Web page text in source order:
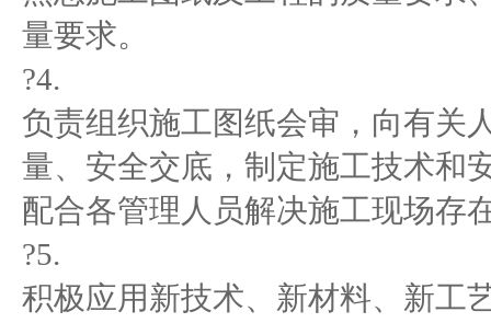
量要求。
?4.
负责组织施工图纸会审，向有关
量、安全交底，制定施工技术和
配合各管理人员解决施工现场存
?5.
积极应用新技术、新材料、新工